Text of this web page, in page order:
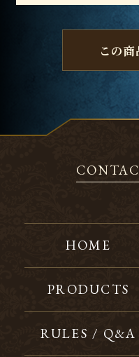
この
HOME
PRODUCTS
RULES / Q&A